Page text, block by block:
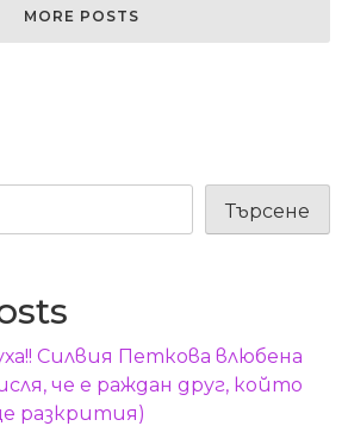
MORE POSTS
Търсене
Силвия Петкова влюбена
че е раждан друг, който
разкрития)